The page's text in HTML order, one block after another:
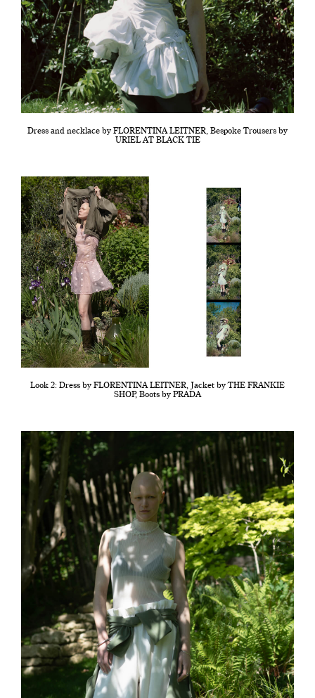
Dress and necklace by FLORENTINA LEITNER, Bespoke Trousers by
URIEL AT BLACK TIE
Look 2: Dress by FLORENTINA LEITNER, Jacket by THE FRANKIE
SHOP, Boots by PRADA